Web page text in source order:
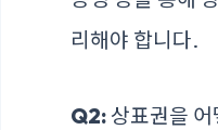
리해야 합니다.
Q2: 상표권을